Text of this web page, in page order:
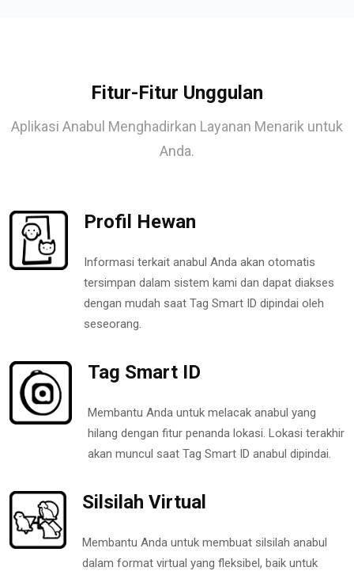
Fitur-Fitur Unggulan
Aplikasi Anabul Menghadirkan Layanan Menarik untuk
Anda.
Profil Hewan
Informasi terkait anabul Anda akan otomatis
tersimpan dalam sistem kami dan dapat diakses
dengan mudah saat Tag Smart ID dipindai oleh
seseorang.
Tag Smart ID
Membantu Anda untuk melacak anabul yang
hilang dengan fitur penanda lokasi. Lokasi terakhir
akan muncul saat Tag Smart ID anabul dipindai.
Silsilah Virtual
Membantu Anda untuk membuat silsilah anabul
dalam format virtual yang fleksibel, baik untuk